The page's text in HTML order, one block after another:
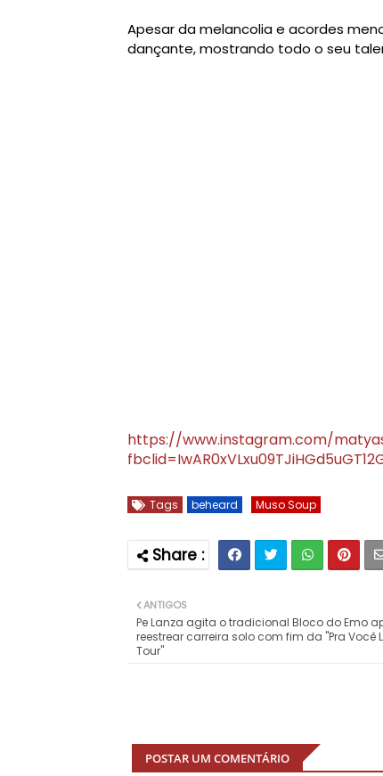
Apesar da melancolia e acordes
dançante, mostrando todo o seu
https://www.instagram.com/
Tags beheard Muso Soup
ANTIGOS
Pe Lanza agita o tradicional Bloco do Emo
reestrear carreira solo com fim da "Pra Você
Tour"
POSTAR UM COMENTÁRIO